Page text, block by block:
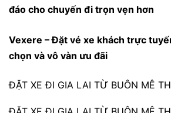
đáo cho chuyến đi trọn vẹn hơn
Vexere – Đặt vé xe khách trực
chọn và vô vàn ưu đãi
ĐẶT XE ĐI GIA LAI TỪ BUÔN MÊ